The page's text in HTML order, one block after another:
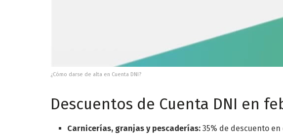
¿Cómo darse de alta en Cuenta DNI?
Descuentos de Cuenta DNI en
Carnicerías, granjas y pescaderías: 35% de descuento